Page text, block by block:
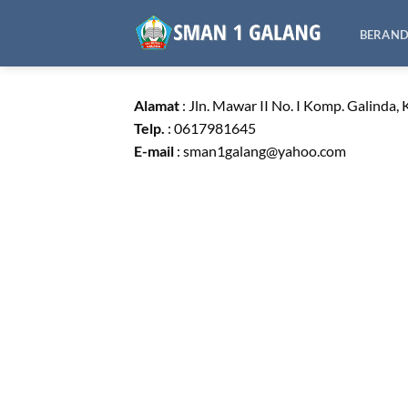
Alamat : Jln. Mawar II No. I Komp. Galinda,
Telp. : 0617981645
E-mail : sman1galang@yahoo.com